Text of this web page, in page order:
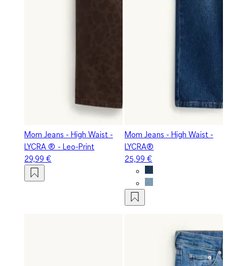
Mom Jeans - High Waist -
LYCRA ® - Leo-Print
29,99 €
Mom Jeans - High Waist -
LYCRA®
25,99 €